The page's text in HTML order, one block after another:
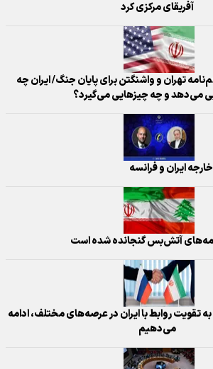
آفریقای مرکزی کرد
تهران و واشنگتن برای پایان جنگ/ ایران چه
می‌دهد و چه چیزهایی می‌گیرد؟
ایران و فرانسه
آتش‌بس گنجانده شده است
تقویت روابط با ایران در عرصه‌های مختلف، ادامه
می‌دهیم